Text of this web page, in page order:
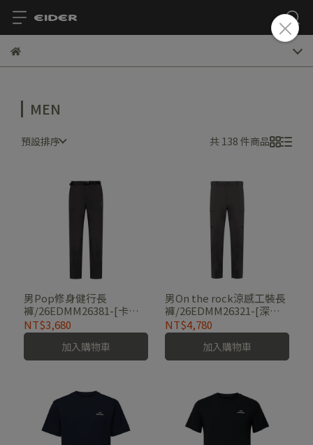
MEN
預設排序 共 138 件商品
男Pop修身健行長
褲/26EDMM26381-[卡其
綠、經典黑、碳黑藍]
NT$3,680
加入購物車
男On the rock涼感工裝長
褲/26EDMM26321-[深炭
灰、卡其灰、經典黑]
NT$4,780
加入購物車